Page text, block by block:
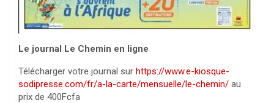
Le journal Le Chemin en ligne
Télécharger votre journal sur https://www.e-kiosque-
sodipresse.com/fr/a-la-carte/mensuelle/le-chemin/ au
prix de 400Fcfa